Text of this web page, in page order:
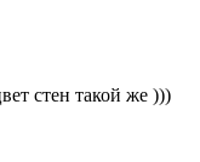
стен такой же )))